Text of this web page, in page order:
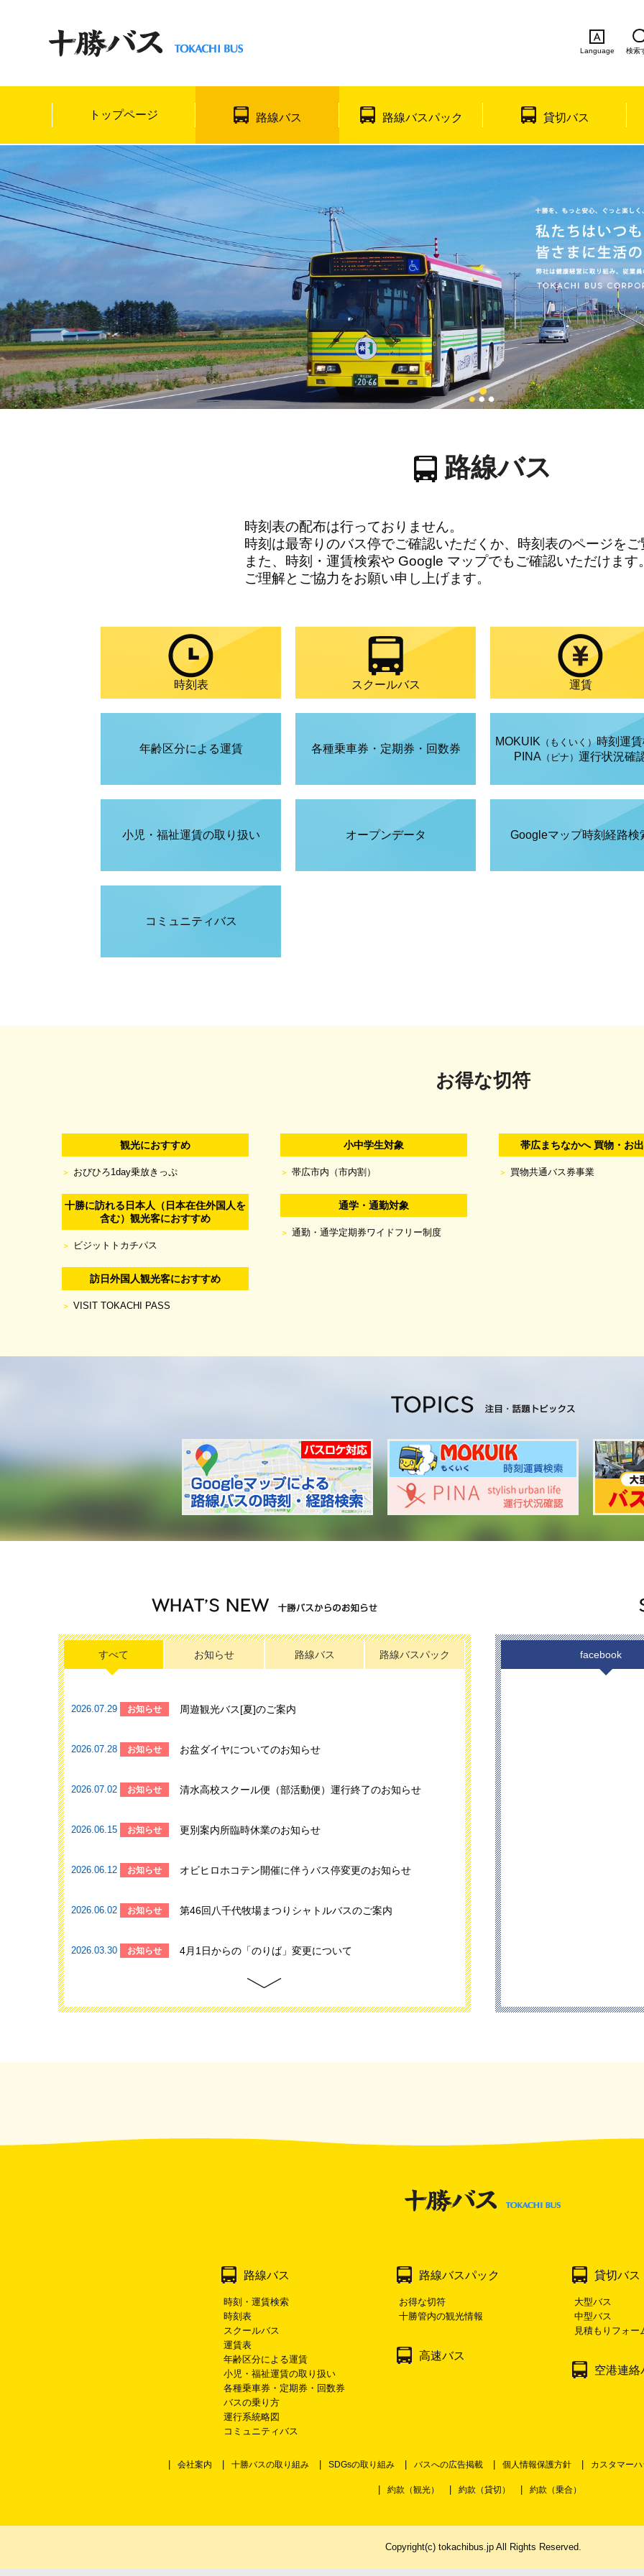
Language 検索
トップページ 路線バス 路線バスパック 貸切バス
路線バス
時刻表の配布は行っておりません。
時刻は最寄りのバス停でご確認いただくか、時刻表のページをご
また、時刻・運賃検索や Google マップでもご確認いただけます。
ご理解とご協力をお願い申し上げます。
時刻表 スクールバス 運賃
年齢区分による運賃
小児・福祉運賃の取り扱い
コミュニティバス
各種乗車券・定期券・回数券
オープンデータ
MOKUIK （もくいく）時刻運
PINA（ピナ） 運行状況確
Googleマップ時刻経路検
お得な切符
観光におすすめ
おびひろ1day乗放きっぷ
十勝に訪れる日本人（日本在住外国人を
含む）観光客におすすめ
ビジットトカチパス
訪日外国人観光客におすすめ
VISIT TOKACHI PASS
小中学生対象
帯広市内（市内割）
通学・通勤対象
通勤・通学定期券ワイドフリー制度
帯広まちなかへ 買物・お
買物共通バス券事業
すべて お知らせ 路線バス 路線バスパック
2026.07.29 お知らせ 周遊観光バス[夏]のご案内
2026.07.28 お知らせ お盆ダイヤについてのお知らせ
2026.07.02 お知らせ 清水高校スクール便（部活動便）運行終了のお知らせ
2026.06.15 お知らせ 更別案内所臨時休業のお知らせ
2026.06.12 お知らせ オビヒロホコテン開催に伴うバス停変更のお知らせ
2026.06.02 お知らせ 第46回八千代牧場まつりシャトルバスのご案内
2026.03.30 お知らせ 4月1日からの「のりば」変更について
中札内でのバス回数券販売につきまして
facebook
路線バス
時刻・運賃検索
時刻表
スクールバス
運賃表
年齢区分による運賃
小児・福祉運賃の取り扱い
各種乗車券・定期券・回数券
バスの乗り方
運行系統略図
コミュニティバス
路線バスパック
お得な切符
十勝管内の観光情報
高速バス
貸切バス
大型バス
中型バス
見積もりフォー
空港連絡
会社案内 十勝バスの取り組み SDGsの取り組み バスへの広告掲載 個人情報保護方針 カスタマー
約款（観光） 約款（貸切） 約款（乗合）
Copyright(c) tokachibus.jp All Rights Reserved.